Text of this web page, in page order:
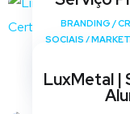
BRANDING /
SOCIAIS /
LuxMetal |